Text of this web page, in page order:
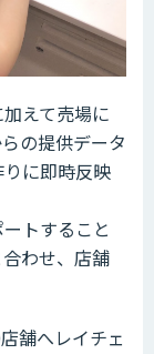
えて売場に
の提供データ
に即時反映
トすること
わせ、店舗
舗へレイチェ